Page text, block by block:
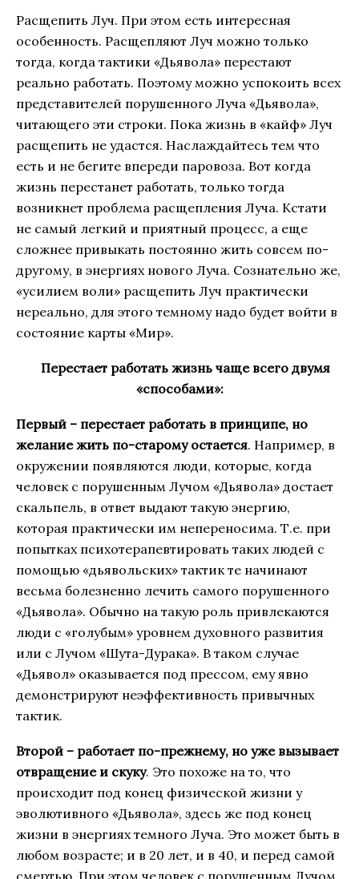
Расщепить Луч. При этом есть интересная
особенность. Расщепляют Луч можно только
тогда, когда тактики «Дьявола» перестают
реально работать. Поэтому можно успокоить всех
представителей порушенного Луча «Дьявола»,
читающего эти строки. Пока жизнь в «кайф» Луч
расщепить не удастся. Наслаждайтесь тем что
есть и не бегите впереди паровоза. Вот когда
жизнь перестанет работать, только тогда
возникнет проблема расщепления Луча. Кстати
не самый легкий и приятный процесс, а еще
сложнее привыкать постоянно жить совсем по-
другому, в энергиях нового Луча. Сознательно же,
«усилием воли» расщепить Луч практически
нереально, для этого темному надо будет войти в
состояние карты «Мир».
Перестает работать жизнь чаще всего двумя
«способами»:
Первый – перестает работать в принципе, но
желание жить по-старому остается. Например, в
окружении появляются люди, которые, когда
человек с порушенным Лучом «Дьявола» достает
скальпель, в ответ выдают такую энергию,
которая практически им непереносима. Т.е. при
попытках психотерапевтировать таких людей с
помощью «дьявольских» тактик те начинают
весьма болезненно лечить самого порушенного
«Дьявола». Обычно на такую роль привлекаются
люди с «голубым» уровнем духовного развития
или с Лучом «Шута-Дурака». В таком случае
«Дьявол» оказывается под прессом, ему явно
демонстрируют неэффективность привычных
тактик.
Второй – работает по-прежнему, но уже вызывает
отвращение и скуку. Это похоже на то, что
происходит под конец физической жизни у
эволютивного «Дьявола», здесь же под конец
жизни в энергиях темного Луча. Это может быть в
любом возрасте; и в 20 лет, и в 40, и перед самой
смертью. При этом человек с порушенным Лучом